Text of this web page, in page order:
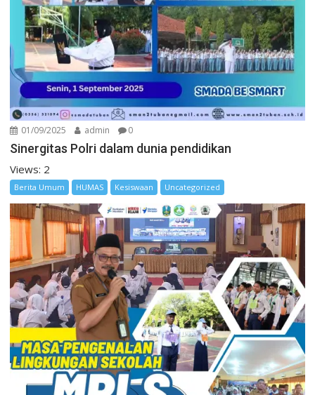
01/09/2025 admin 0
Sinergitas Polri dalam dunia pendidikan
Views: 2
Berita Umum HUMAS Kesiswaan Uncategorized